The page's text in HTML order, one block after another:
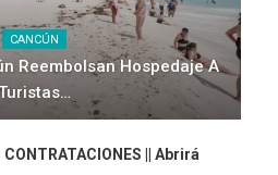
CANCÚN
Reembolsan Hospedaje A
CONTRATACIONES || Abrirá